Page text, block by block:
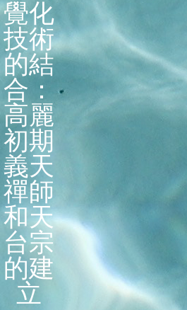
覺化
技術
的結
合：
高麗
初期
義天
禪師
和天
台宗
的建
立